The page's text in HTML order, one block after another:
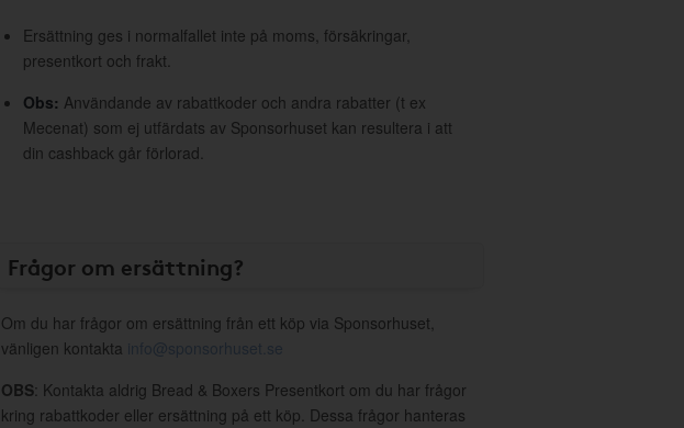
Ersättning ges i normalfallet inte på moms, försäkringar,
presentkort och frakt.
Obs: Användande av rabattkoder och andra rabatter (t ex
Mecenat) som ej utfärdats av Sponsorhuset kan resultera i att
din cashback går förlorad.
Frågor om ersättning?
Om du har frågor om ersättning från ett köp via Sponsorhuset,
vänligen kontakta info@sponsorhuset.se
OBS: Kontakta aldrig Bread & Boxers Presentkort om du har frågor
kring rabattkoder eller ersättning på ett köp. Dessa frågor hanteras